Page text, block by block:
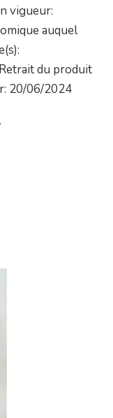
vigueur:
auquel
du produit
20/06/2024